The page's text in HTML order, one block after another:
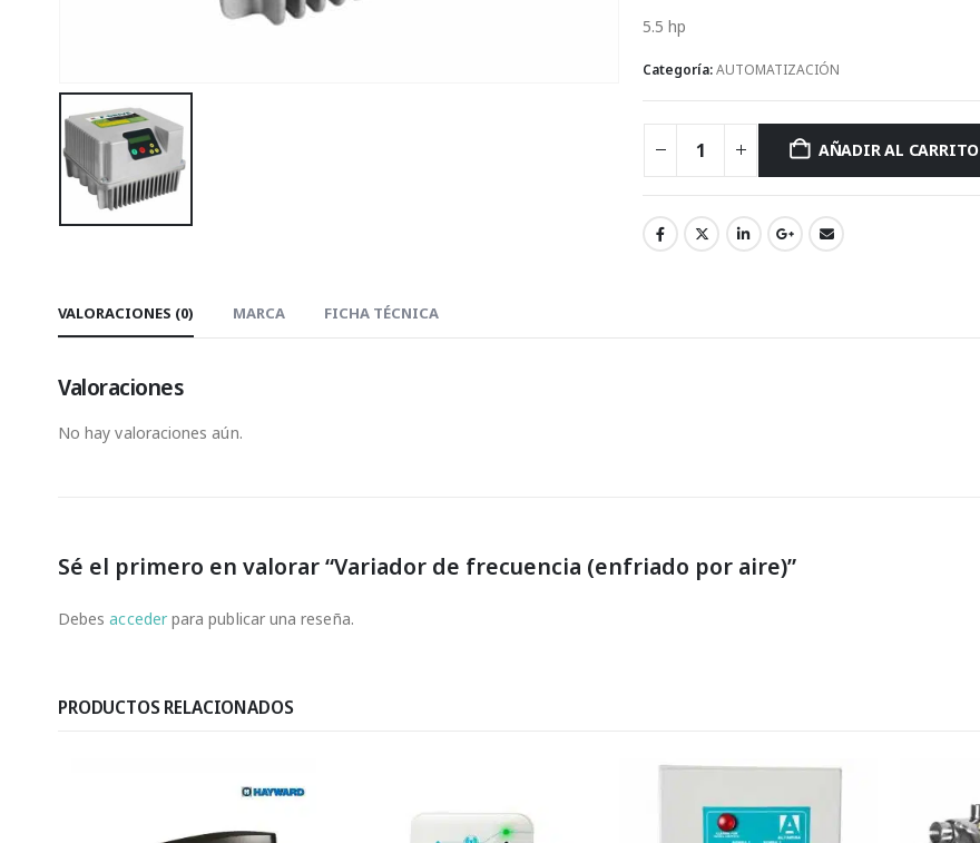
5.5 hp
Categoría:AUTOMATIZACIÓN
AÑADIR AL CARRITO
VALORACIONES (0) MARCA FICHA TÉCNICA
Valoraciones
No hay valoraciones aún.
Sé el primero en valorar “Variador de frecuencia (enfriado por aire)”
Debesaccederpara publicar una reseña.
PRODUCTOS RELACIONADOS